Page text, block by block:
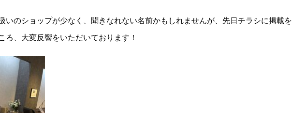
いのショップが少なく、聞きなれない名前かもしれませんが、先日チラシに掲載を
ろ、大変反響をいただいております！